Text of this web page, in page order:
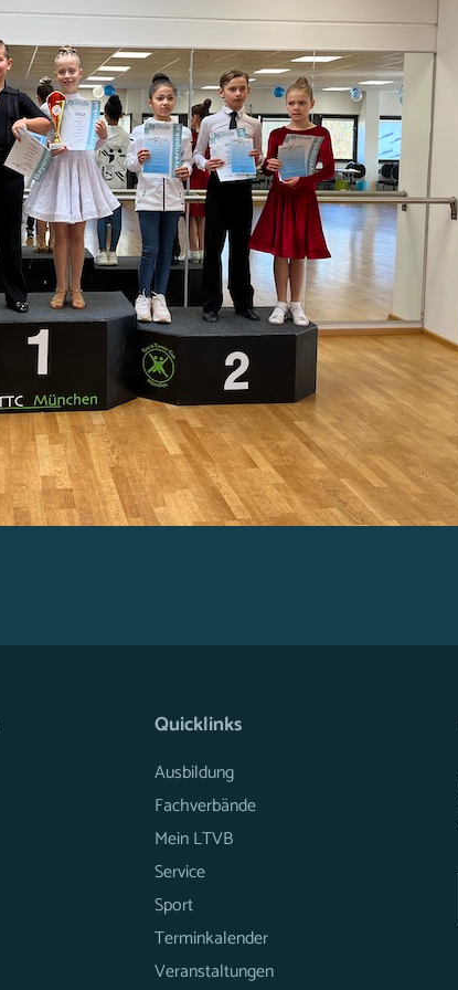
Quicklinks
Ausbildung
Fachverbände
Mein LTVB
Service
Sport
Terminkalender
Veranstaltungen